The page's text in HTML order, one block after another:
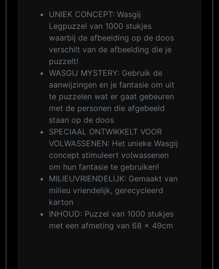
UNIEK CONCEPT: Wasgij
Legpuzzel van 1000 stukjes
waarbij de afbeelding op de doos
verschilt van de afbeelding die je
puzzelt!
WASGIJ MYSTERY: Gebruik de
aanwijzingen en je fantasie om uit
te puzzelen wat er gaat gebeuren
met de personen die afgebeeld
staan op de doos
SPECIAAL ONTWIKKELT VOOR
VOLWASSENEN: Het unieke Wasgij
concept stimuleert volwassenen
om hun fantasie te gebruiken!
MILIEUVRIENDELIJK: Gemaakt van
milieu vriendelijk, gerecycleerd
karton
INHOUD: Puzzel van 1000 stukjes
met een afmeting van 68 x 49cm